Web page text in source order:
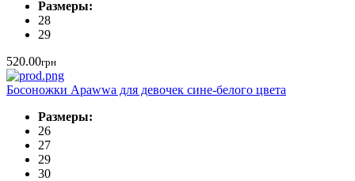
Размеры:
28
29
520.00грн
Босоножки Apawwa для девочек сине-белого цвета
Размеры:
26
27
29
30